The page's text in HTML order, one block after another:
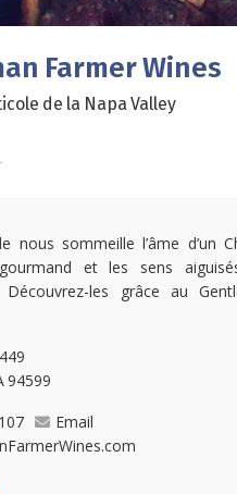
Farmer Wines
de la Napa Valley
nous sommeille l’âme d’un
et les sens
les grâce au
94599
Email